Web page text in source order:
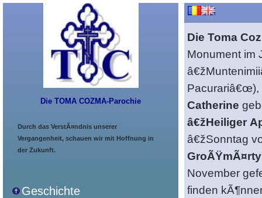
Die TOMA COZMA-Parochie
Durch das VerstÃ¤ndnis unserer
Vergangenheit, schauen wir mit Hoffnung in
der Zukunft.
Geschichte
Die Toma
Monument im
Catherine
â€žHeiliger
â€žSonntag
November
finden